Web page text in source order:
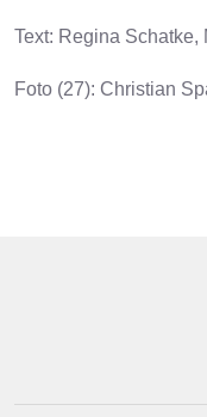
Text: Regina Schatke,
Foto (27): Christian